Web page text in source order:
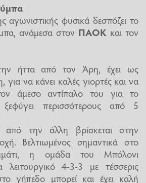
αγωνιστικής φυσικά δεσπόζει το
ανάμεσα στον ΠΑΟΚ και τον
ήττα από τον Άρη, έχει ως
να κάνει καλές γιορτές και να
άμεσο αντίπαλο του για το
περισσότερους από 5
την άλλη βρίσκεται στην
Βελτιωμένος σημαντικά στο
η ομάδα του Μπόλονι
λειτουργικό 4-3-3 με τέσσερις
γήπεδο μπορεί και έχει καλή